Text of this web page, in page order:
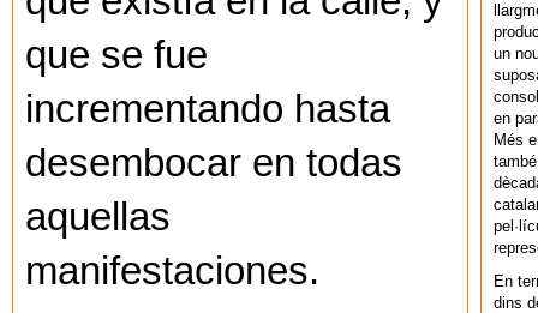
que se fue
incrementando hasta
desembocar en todas
aquellas
manifestaciones.
un
en
Més
En
dins